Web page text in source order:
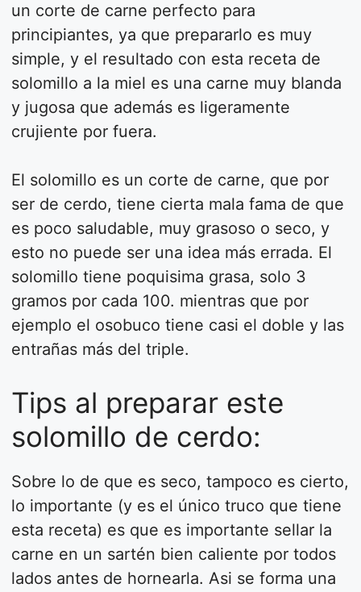
un corte de carne perfecto para
principiantes, ya que prepararlo es muy
simple, y el resultado con esta receta de
solomillo a la miel es una carne muy blanda
y jugosa que además es ligeramente
crujiente por fuera.
El solomillo es un corte de carne, que por
ser de cerdo, tiene cierta mala fama de que
es poco saludable, muy grasoso o seco, y
esto no puede ser una idea más errada. El
solomillo tiene poquisima grasa, solo 3
gramos por cada 100. mientras que por
ejemplo el osobuco tiene casi el doble y las
entrañas más del triple.
Tips al preparar este
solomillo de cerdo:
Sobre lo de que es seco, tampoco es cierto,
lo importante (y es el único truco que tiene
esta receta) es que es importante sellar la
carne en un sartén bien caliente por todos
lados antes de hornearla. Asi se forma una